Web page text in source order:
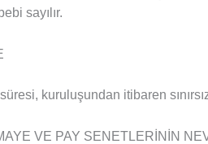
sayılır.
kuruluşundan itibaren
VE PAY SENETLERİNİN